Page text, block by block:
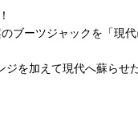
ーツジャックを「現
を加えて現代へ蘇らせ